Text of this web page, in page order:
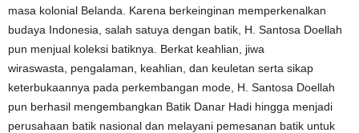
masa kolonial Belanda. Karena berkeinginan memperkenalkan
budaya Indonesia, salah satuya dengan batik, H. Santosa Doellah
pun menjual koleksi batiknya. Berkat keahlian, jiwa
wiraswasta, pengalaman, keahlian, dan keuletan serta sikap
keterbukaannya pada perkembangan mode, H. Santosa Doellah
pun berhasil mengembangkan Batik Danar Hadi hingga menjadi
perusahaan batik nasional dan melayani pemesanan batik untuk